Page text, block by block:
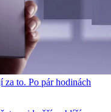
to. Po pár hodinách